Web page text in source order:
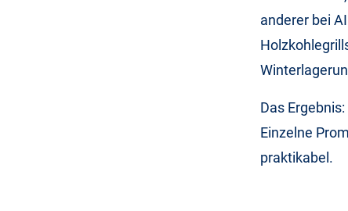
anderer bei
Das Ergebnis:
Einzelne
praktikabel.